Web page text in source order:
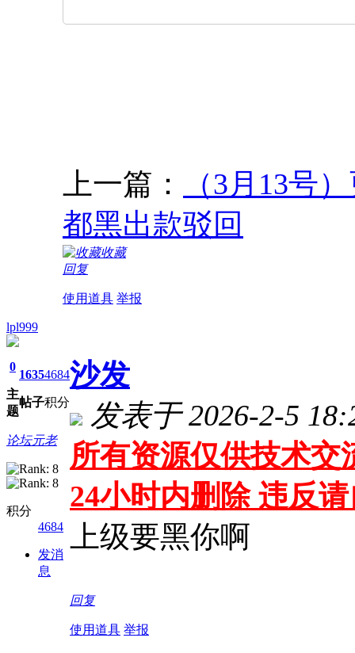
上一篇：
（3月13号
都黑出款驳回
收藏
回复
使用道具 举报
lpl999
0
主
题
1635
帖子
4684
积分
论坛元老
积分
4684
发消
息
沙发
发表于 2026-2-5
所有资源仅供技术交
24小时内删除 违反
上级要黑你啊
回复
使用道具 举报